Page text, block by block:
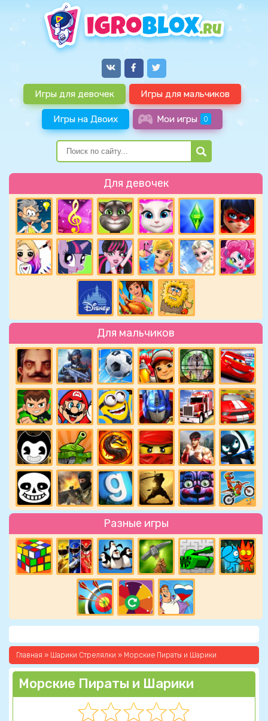
Игры для девочек Игры для мальчиков
Игры на Двоих Мои игры 0
Для девочек
Для мальчиков
Разные игры
Главная » Шарики Стрелялки » Морские Пираты и Шарики
Морские Пираты и Шарики